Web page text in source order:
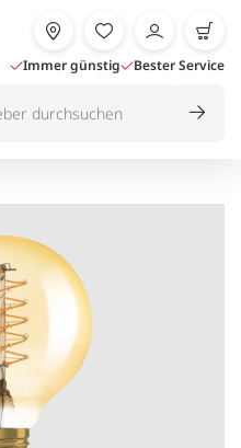
Immer günstig Bester Service